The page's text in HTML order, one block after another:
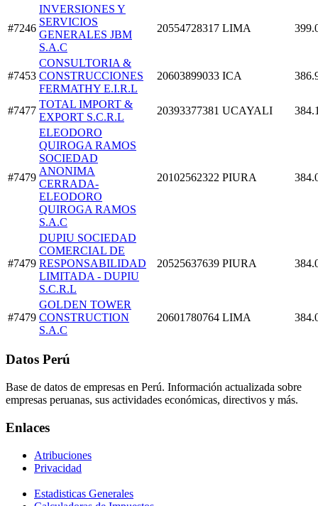
#7246
INVERSIONES Y
SERVICIOS
GENERALES JBM
S.A.C
20554728317 LIMA
#7453
CONSULTORIA &
CONSTRUCCIONES
FERMATHY E.I.R.L
20603899033 ICA
#7477
TOTAL IMPORT &
EXPORT S.C.R.L
20393377381 UCAYALI
#7479
ELEODORO
QUIROGA RAMOS
SOCIEDAD
ANONIMA
CERRADA-
ELEODORO
QUIROGA RAMOS
S.A.C
20102562322 PIURA
#7479
DUPIU SOCIEDAD
COMERCIAL DE
RESPONSABILIDAD
LIMITADA - DUPIU
S.C.R.L
20525637639 PIURA
#7479
GOLDEN TOWER
CONSTRUCTION
S.A.C
20601780764 LIMA
Datos Perú
Base de datos de empresas en Perú. Información actualizada sobre
empresas peruanas, sus actividades económicas, directivos y más.
Enlaces
Atribuciones
Privacidad
Estadisticas Generales